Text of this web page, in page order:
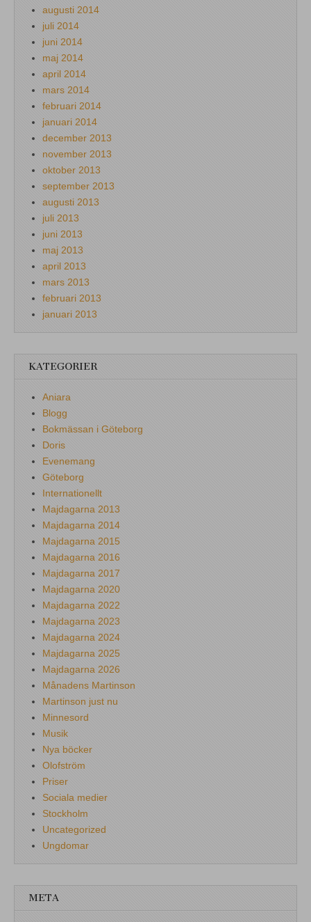
augusti 2014
juli 2014
juni 2014
maj 2014
april 2014
mars 2014
februari 2014
januari 2014
december 2013
november 2013
oktober 2013
september 2013
augusti 2013
juli 2013
juni 2013
maj 2013
april 2013
mars 2013
februari 2013
januari 2013
KATEGORIER
Aniara
Blogg
Bokmässan i Göteborg
Doris
Evenemang
Göteborg
Internationellt
Majdagarna 2013
Majdagarna 2014
Majdagarna 2015
Majdagarna 2016
Majdagarna 2017
Majdagarna 2020
Majdagarna 2022
Majdagarna 2023
Majdagarna 2024
Majdagarna 2025
Majdagarna 2026
Månadens Martinson
Martinson just nu
Minnesord
Musik
Nya böcker
Olofström
Priser
Sociala medier
Stockholm
Uncategorized
Ungdomar
META